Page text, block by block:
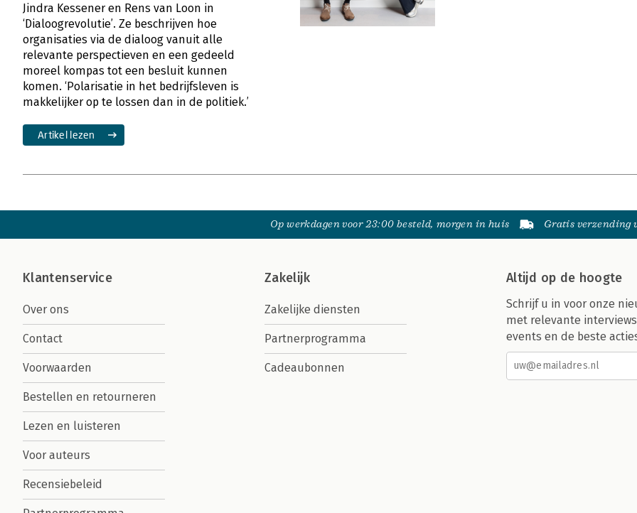
Jindra Kessener en Rens van Loon in
‘Dialoogrevolutie’. Ze beschrijven hoe
organisaties via de dialoog vanuit alle
relevante perspectieven en een gedeeld
moreel kompas tot een besluit kunnen
komen. ‘Polarisatie in het bedrijfsleven is
makkelijker op te lossen dan in de politiek.’
Artikel lezen
Op werkdagen voor 23:00 besteld, morgen in huis Gratis verzending
Klantenservice
Over ons
Contact
Voorwaarden
Bestellen en retourneren
Lezen en luisteren
Voor auteurs
Recensiebeleid
Zakelijk
Zakelijke diensten
Partnerprogramma
Cadeaubonnen
Altijd op de hoogte
Schrijf u in voor onze
met relevante
events en de beste